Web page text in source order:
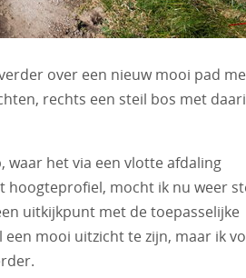
over een nieuw mooi pad
rechts een steil bos met
waar het via een vlotte afdaling
hoogteprofiel, mocht ik nu weer
uitkijkpunt met de toepasselijke
een mooi uitzicht te zijn, maar ik